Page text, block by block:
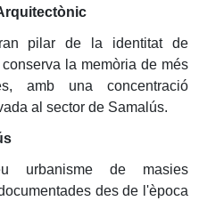
pilar de la identitat de
la memòria de més
amb una concentració
al sector de Samalús.
urbanisme de masies
des de l'època